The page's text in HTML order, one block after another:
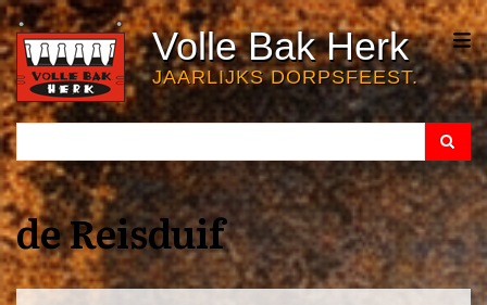
Overslaan
en
naar
de
inhoud
gaan
Volle Bak Herk
JAARLIJKS DORPSFEEST.
Search
de Reisduif